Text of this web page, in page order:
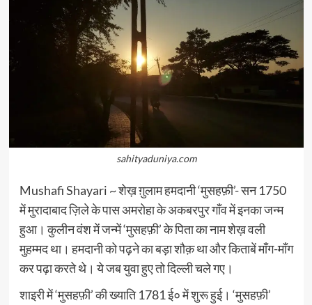
sahityaduniya.com
Mushafi Shayari ~ शेख़ ग़ुलाम हमदानी ‘मुसहफ़ी’- सन 1750
में मुरादाबाद ज़िले के पास अमरोहा के अकबरपुर गाँव में इनका जन्म
हुआ। कुलीन वंश में जन्में ‘मुसहफ़ी’ के पिता का नाम शेख़ वली
मुहम्मद था। हमदानी को पढ़ने का बड़ा शौक़ था और किताबें माँग-माँग
कर पढ़ा करते थे। ये जब युवा हुए तो दिल्ली चले गए।
शाइरी में ‘मुसहफ़ी’ की ख्याति 1781 ई० में शुरू हुई। ‘मुसहफ़ी’